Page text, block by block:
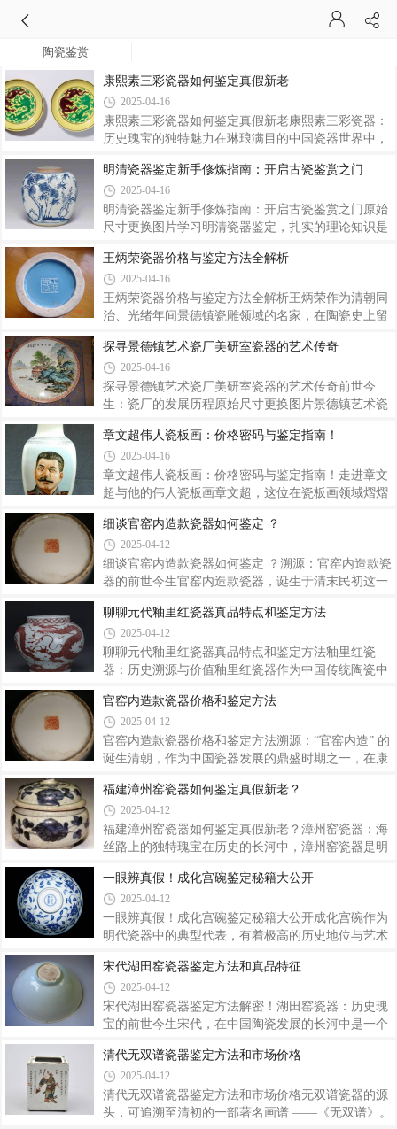
陶瓷鉴赏
康熙素三彩瓷器如何鉴定真假新老
2025-04-16
康熙素三彩瓷器如何鉴定真假新老康熙素三彩瓷器：
历史瑰宝的独特魅力在琳琅满目的中国瓷器世界中，
迷人的魅力。它不仅是清代康熙时期瓷器制作工艺的
杰出代表，更是中国陶瓷发展史上的重要里程碑。康
熙素三彩瓷器以其精湛的工艺、典雅的色彩和丰富多
样的造型，展现了那个时代匠人们的卓越智慧与高超
而在康熙时期达到了巅峰状态 。这一时期的素三彩瓷
器在继承前代工艺的基础上，进行了大胆创新与突
破，无论是在制作工艺、色彩运用还是装饰题材
明清瓷器鉴定新手修炼指南：开启古瓷鉴赏之门
2025-04-16
明清瓷器鉴定新手修炼指南：开启古瓷鉴赏之门原始
尺寸更换图片学习明清瓷器鉴定，扎实的理论知识是
如耿宝昌先生所著的《明清瓷器鉴定》，这本书堪称
瓷器鉴定领域的经典之作 ，以深厚的学识和丰富的实
践经验，为读者提供了明清瓷器鉴定的全面指导。书
中从瓷器的胎质、釉色、纹饰、造型、款识等多个方
明清两代官、民窑所有主要品种的时代特征、鉴定要
点以及后世仿品与真品的区别等都做了详细准确的论
述，是学习明清瓷器鉴定不可不读的权威性经
王炳荣瓷器价格与鉴定方法全解析
2025-04-16
王炳荣瓷器价格与鉴定方法全解析王炳荣作为清朝同
治、光绪年间景德镇瓷雕领域的名家，在陶瓷史上留
术风格著称，其雕刻刀法细腻入微，线条灵动流畅，
能让瓷土在手中幻化成精美绝伦的艺术品。在中国陶
瓷发展脉络中，以自己名字为款题刻在瓷器作品上的
匠人并不多见，王炳荣便是其中之一。他的作品题材
具，栩栩如生，呼之欲出，刀法上偏重于雕。在当下
收藏市场，王炳荣瓷器深受藏家追捧，对其价格与鉴
定方法的探究意义重大。一、王炳荣瓷器价格探
探寻景德镇艺术瓷厂美研室瓷器的艺术传奇
2025-04-16
探寻景德镇艺术瓷厂美研室瓷器的艺术传奇前世今
生：瓷厂的发展历程原始尺寸更换图片景德镇艺术瓷
景德镇陶瓷业深陷困境，陶瓷业主大量破产，百业萧
条，工人失业，陶瓷艺人四处流浪、返乡甚至上山为
僧，曾经辉煌的瓷都景德镇陷入了历史低谷。1952
年，景德镇陶瓷美术生产合作社成立，这便是艺术瓷
二十人 。但此后几年，它顺应 “指示精神” 与行业改
造的趋势，不断发展壮大，陆续合并了景德镇第一、
第三、第四工艺社的彩绘部门以及东风瓷厂的
章文超伟人瓷板画：价格密码与鉴定指南！
2025-04-16
章文超伟人瓷板画：价格密码与鉴定指南！走进章文
超与他的伟人瓷板画章文超，这位在瓷板画领域熠熠
岁时，他怀着对艺术的憧憬与热爱，从家乡来到景德
镇，跟随叔父、景德镇陶瓷美术家章锦学艺。在叔父
的严格教习下，章文超开启了他的艺术之旅，刻苦练
习人像瓷绘，对工笔技法的钻研从不懈怠。此后的岁
像画的艺术规律。他广泛涉猎素描、油画、摄影以及
人体解剖知识，深入研究颜料色彩、陶瓷材质和烧成
工艺的特性。同时，他注重人物写生，在生活
细谈官窑内造款瓷器如何鉴定 ？
2025-04-12
细谈官窑内造款瓷器如何鉴定 ？溯源：官窑内造款瓷
器的前世今生官窑内造款瓷器，诞生于清末民初这一
历史的见证。清朝自嘉庆之后，国力便呈逐渐衰退之
势，曾经盛极一时的官窑也受到了严重的冲击。到了
光绪年间，列强入侵、国内局势动荡不安，外销瓷出
口量大幅缩减，景德镇制瓷业遭受重创，官窑的资金
样的背景下，为了维持自身的运转，官窑厂不得不另
寻出路，开始钻空子生产署款 “官窑内造” 的瓷器，
偷偷销往民间。从本质上来说，这类瓷器
聊聊元代釉里红瓷器真品特点和鉴定方法
2025-04-12
聊聊元代釉里红瓷器真品特点和鉴定方法釉里红瓷
器：历史溯源与价值釉里红瓷器作为中国传统陶瓷中
它创烧于元代中期，是景德镇匠人们的杰出创造。釉
里红属釉下彩瓷，以氧化铜为着色剂，在瓷胎上绘制
纹饰后，再罩施透明釉，于 1300℃左右的高温还原焰
气氛中一次烧成 ，因红色花纹在釉下，故而得名。在
打破了以往瓷器装饰色彩较为单一的局面，为陶瓷艺
术增添了一抹亮丽的色彩。然而，由于釉里红对烧制
的温度和窑内气氛要求极为苛刻，铜红釉在烧
官窑内造款瓷器价格和鉴定方法
2025-04-12
官窑内造款瓷器价格和鉴定方法溯源：“官窑内造” 的
诞生清朝，作为中国瓷器发展的鼎盛时期之一，在康
皇帝的重视，瓷器制作技术登峰造极，装饰精细华美
，达到了中国陶瓷史上的一个高峰。然而，随着时间
的推移，清朝末年，社会陷入了巨大的动荡之中。西
方列强的入侵和国内局势的不稳定，让清政府面临着
支捉襟见肘。作为宫廷御用瓷器的主要产地，景德镇
官窑也受到了严重的冲击。一方面，战争和社会动荡
使得瓷器的生产和运输面临诸多困难，原
福建漳州窑瓷器如何鉴定真假新老？
2025-04-12
福建漳州窑瓷器如何鉴定真假新老？漳州窑瓷器：海
丝路上的独特瑰宝在历史的长河中，漳州窑瓷器是明
饰精美、釉色丰富的特点闻名于世 。在一百多年的辉
煌历程中，漳州窑创造出了 “汕头器”“吴须赤绘”“交
趾瓷”“华南三彩” 等声名远扬的名瓷。漳州窑瓷器不
仅在国内古陶瓷研究领域占据关键地位，更是中国外
之路的伟大成就 。漳州窑的兴起与繁荣与海上贸易紧
密相连。明朝隆庆元年（1567 年），海禁政策解除，
月港迅速兴盛起来。月港的繁荣不
一眼辨真假！成化宫碗鉴定秘籍大公开
2025-04-12
一眼辨真假！成化宫碗鉴定秘籍大公开成化宫碗作为
明代瓷器中的典型代表，有着极高的历史地位与艺术
得名。到了成化年间，景德镇御窑厂专为宫廷烧制的
宫碗，在制作工艺和艺术水准上达到了新的高度。此
时的社会相对稳定，经济繁荣，为制瓷业的蓬勃发展
提供了良好环境，再加上成化皇帝朱见深对瓷器的热
制作技艺飞跃，数量众多且质量上乘，成化宫碗便是
其中的杰出代表。成化宫碗造型规整，线条流畅，比
例协调，既具有实用性，又富有艺术美感，体
宋代湖田窑瓷器鉴定方法和真品特征
2025-04-12
宋代湖田窑瓷器鉴定方法解密！湖田窑瓷器：历史瑰
宝的前世今生宋代，在中国陶瓷发展的长河中是一个
无疑是其中一颗璀璨的明珠，在宋代陶瓷界占据着举
足轻重的地位。它位于今景德镇市东南湖田村，是中
国宋、元两代各大制瓷规模最大，延续烧造时间最
长、生产瓷器最精美著名的古代窑场 ，其烧制的瓷器
清代无双谱瓷器鉴定方法和市场价格
2025-04-12
清代无双谱瓷器鉴定方法和市场价格无双谱瓷器的源
头，可追溯至清初的一部著名画谱 ——《无双谱》。